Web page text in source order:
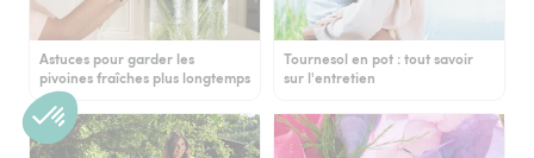
Astuces pour garder les
pivoines fraîches plus longtemps
Tournesol en pot : tout savoir
sur l'entretien